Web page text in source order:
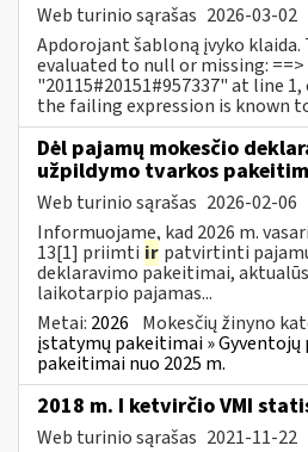
Web turinio sąrašas 2026-03-02
Apdorojant šabloną įvyko
evaluated to null or missing:
"20115#20151#957337" at line
the failing expression is known
Dėl pajamų mokesčio
užpildymo tvarkos
Web turinio sąrašas 2026-02-06
Informuojame, kad 2026 m.
13[1] priimti ir patvirtinti
deklaravimo pakeitimai,
laikotarpio pajamas...
Metai: 2026 Mokesčių žinyno
įstatymų pakeitimai » Gyventojų
pakeitimai nuo 2025 m.
2018 m. I ketvirčio VMI
Web turinio sąrašas 2021-11-22